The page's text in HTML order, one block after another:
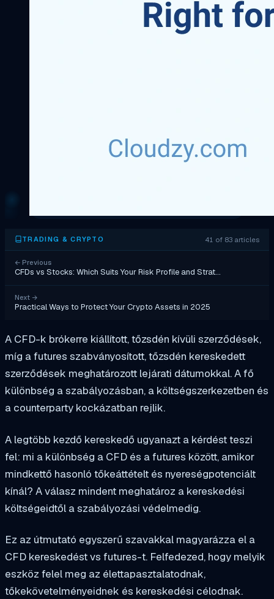
TRADING & CRYPTO 41 of 83 articles
← Previous
CFDs vs Stocks: Which Suits Your Risk Profile and Strat…
Next →
Practical Ways to Protect Your Crypto Assets in 2025
A CFD-k brókerre kiállított, tőzsdén kívüli szerződések,
míg a futures szabványosított, tőzsdén kereskedett
szerződések meghatározott lejárati dátumokkal. A fő
különbség a szabályozásban, a költségszerkezetben és
a counterparty kockázatban rejlik.
A legtöbb kezdő kereskedő ugyanazt a kérdést teszi
fel: mi a különbség a CFD és a futures között, amikor
mindkettő hasonló tőkeáttételt és nyereségpotenciált
kínál? A válasz mindent meghatároz a kereskedési
költségeidtől a szabályozási védelmedig.
Ez az útmutató egyszerű szavakkal magyarázza el a
CFD kereskedést vs futures-t. Felfedezed, hogy melyik
eszköz felel meg az élettapasztalatodnak,
tőkekövetelményeidnek és kereskedési célodnak.